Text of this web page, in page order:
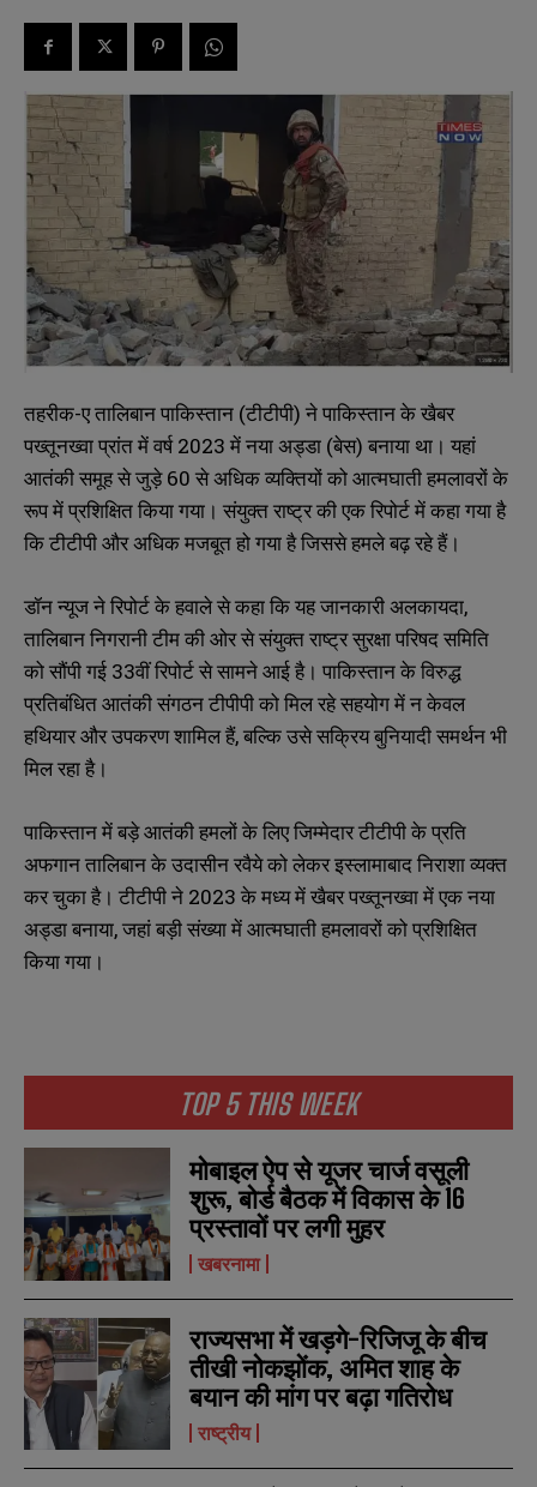
NN
TOP 5 THIS WEEK
मोबाइल ऐप से यूजर चार्ज वसूली
शुरू, बोर्ड बैठक में विकास के 16
प्रस्तावों पर लगी मुहर
खबरनामा
राज्यसभा में खड़गे-रिजिजू के बीच
तीखी नोकझोंक, अमित शाह के
बयान की मांग पर बढ़ा गतिरोध
राष्ट्रीय
तहरीक-ए तालिबान पाकिस्तान (टीटीपी) ने पाकिस्तान के खैबर
पख्तूनख्वा प्रांत में वर्ष 2023 में नया अड्डा (बेस) बनाया था। यहां
आतंकी समूह से जुड़े 60 से अधिक व्यक्तियों को आत्मघाती हमलावरों के
रूप में प्रशिक्षित किया गया। संयुक्त राष्ट्र की एक रिपोर्ट में कहा गया है
कि टीटीपी और अधिक मजबूत हो गया है जिससे हमले बढ़ रहे हैं।
डॉन न्यूज ने रिपोर्ट के हवाले से कहा कि यह जानकारी अलकायदा,
तालिबान निगरानी टीम की ओर से संयुक्त राष्ट्र सुरक्षा परिषद समिति
को सौंपी गई 33वीं रिपोर्ट से सामने आई है। पाकिस्तान के विरुद्ध
प्रतिबंधित आतंकी संगठन टीपीपी को मिल रहे सहयोग में न केवल
हथियार और उपकरण शामिल हैं, बल्कि उसे सक्रिय बुनियादी समर्थन भी
मिल रहा है।
पाकिस्तान में बड़े आतंकी हमलों के लिए जिम्मेदार टीटीपी के प्रति
अफगान तालिबान के उदासीन रवैये को लेकर इस्लामाबाद निराशा व्यक्त
कर चुका है। टीटीपी ने 2023 के मध्य में खैबर पख्तूनख्वा में एक नया
अड्डा बनाया, जहां बड़ी संख्या में आत्मघाती हमलावरों को प्रशिक्षित
किया गया।